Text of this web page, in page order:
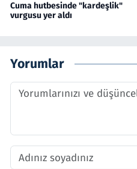
Cuma hutbesinde "kardeşlik"
vurgusu yer aldı
Yorumlar